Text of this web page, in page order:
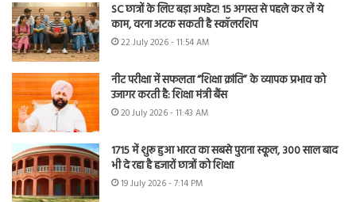
SC छात्रों के लिए बड़ा अपडेट! 15 अगस्त से पहले कर लें ये
काम, वरना अटक सकती है स्कॉलरशिप
22 July 2026 - 11:54 AM
नीट परीक्षा में सफलता “शिक्षा क्रांति” के व्यापक प्रभाव को
उजागर करती है: शिक्षा मंत्री बैंस
20 July 2026 - 11:43 AM
1715 में शुरू हुआ भारत का सबसे पुराना स्कूल, 300 साल बाद
भी दे रहा है हजारों छात्रों को शिक्षा
19 July 2026 - 7:14 PM